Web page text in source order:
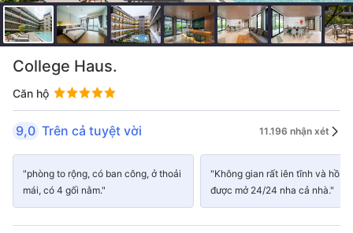
College Haus.
Căn hộ
9,0 Trên cả tuyệt vời 11.196 nhận xét
"phòng to rộng, có ban công, ở thoải
mái, có 4 gối nằm."
"Không gian rất iên tĩnh và hồ
được mở 24/24 nha cả nhà."